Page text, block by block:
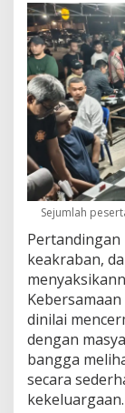
Sejumlah
keakraban,
dinilai
dengan
bangga
secara
kekeluargaan.